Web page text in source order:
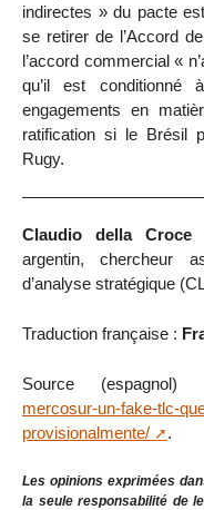
indirectes » du pacte
se retirer de l’Accord
l’accord commercial «
qu’il est
engagements en
ratification si le Brésil
Rugy.
Claudio della Croce
argentin, chercheur
d’analyse stratégique
Traduction française :
Source
mercosur-un-fake-tlc-
provisionalmente/
.
Les opinions exprimées
la seule responsabilité de